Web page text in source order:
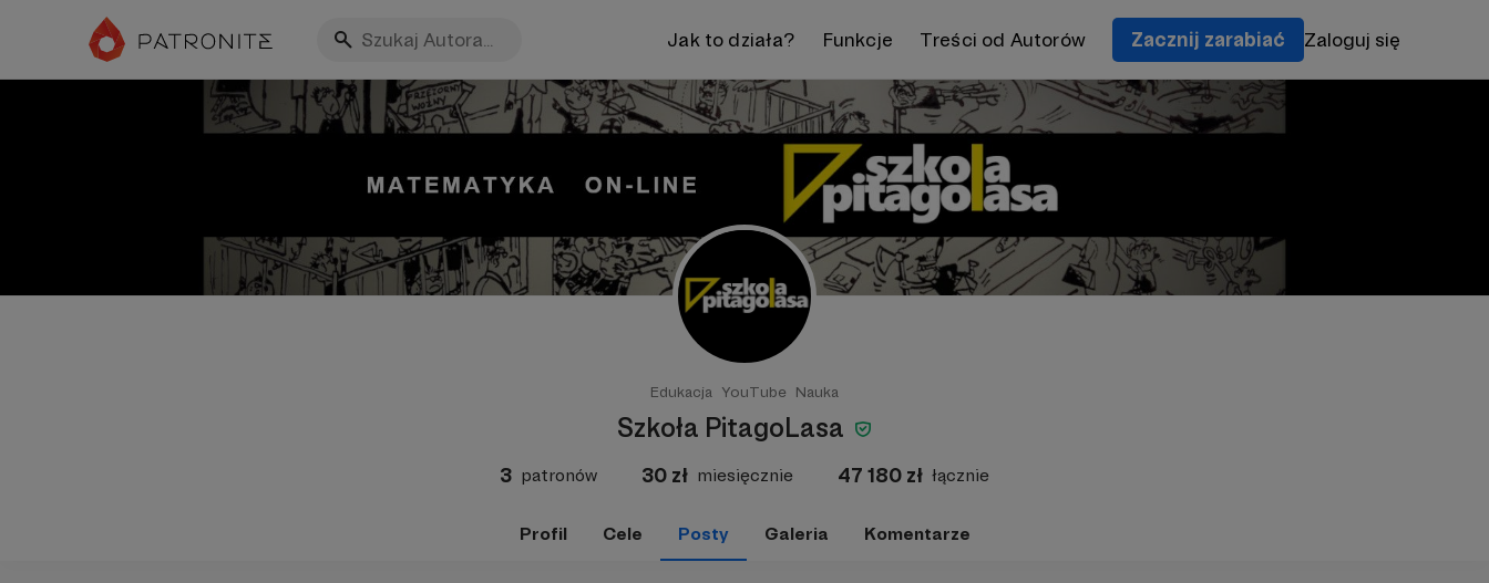
Jak to działa? Funkcje Treści od Autorów Zacznij zarabiać Zaloguj się
Edukacja YouTube Nauka
Szkoła PitagoLasa
3 patronów 30 zł miesięcznie 47 180 zł łącznie
Profil Cele Posty Galeria Komentarze